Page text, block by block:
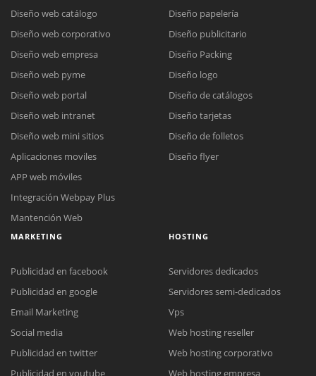
Reunión online
Nuestros ejecutivos le enviarán un correo electrónico con el enlace a
Chat Online
Diseño web catálogo
Diseño web corporativo
Diseño web empresa
Diseño web pyme
Diseño web portal
Diseño web intranet
Diseño web mini sitios
Aplicaciones moviles
APP web móviles
Integración Webpay Plus
Mantención Web
Diseño papelería
Diseño publicitario
Diseño Packing
Diseño logo
Diseño de catálogos
Diseño tarjetas
Diseño de folletos
Diseño flyer
MARKETING
Publicidad en facebook
Publicidad en google
Email Marketing
Social media
Publicidad en twitter
Publicidad en youtube
HOSTING
Servidores dedicados
Servidores semi-dedicados
Vps
Web hosting reseller
Web hosting corporativo
Web hosting empresa